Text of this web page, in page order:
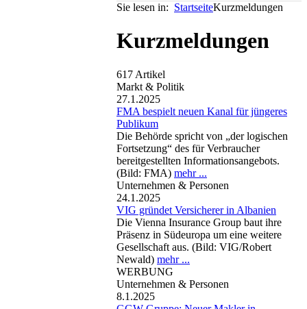
Sie lesen in: StartseiteKurzmeldungen
Kurzmeldungen
617 Artikel
Markt & Politik
27.1.2025
FMA bespielt neuen Kanal für jüngeres
Publikum
Die Behörde spricht von „der logischen
Fortsetzung“ des für Verbraucher
bereitgestellten Informationsangebots.
(Bild: FMA) mehr ...
Unternehmen & Personen
24.1.2025
VIG gründet Versicherer in Albanien
Die Vienna Insurance Group baut ihre
Präsenz in Südeuropa um eine weitere
Gesellschaft aus. (Bild: VIG/Robert
Newald) mehr ...
WERBUNG
Unternehmen & Personen
8.1.2025